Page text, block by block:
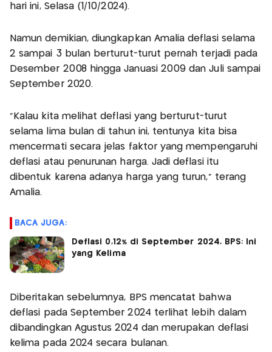
hari ini, Selasa (1/10/2024).
Namun demikian, diungkapkan Amalia deflasi selama
2 sampai 3 bulan berturut-turut pernah terjadi pada
Desember 2008 hingga Januasi 2009 dan Juli sampai
September 2020.
"Kalau kita melihat deflasi yang berturut-turut
selama lima bulan di tahun ini, tentunya kita bisa
mencermati secara jelas faktor yang mempengaruhi
deflasi atau penurunan harga. Jadi deflasi itu
dibentuk karena adanya harga yang turun," terang
Amalia.
BACA JUGA:
Deflasi 0,12% di September 2024, BPS: Ini
yang Kelima
Diberitakan sebelumnya, BPS mencatat bahwa
deflasi pada September 2024 terlihat lebih dalam
dibandingkan Agustus 2024 dan merupakan deflasi
kelima pada 2024 secara bulanan.